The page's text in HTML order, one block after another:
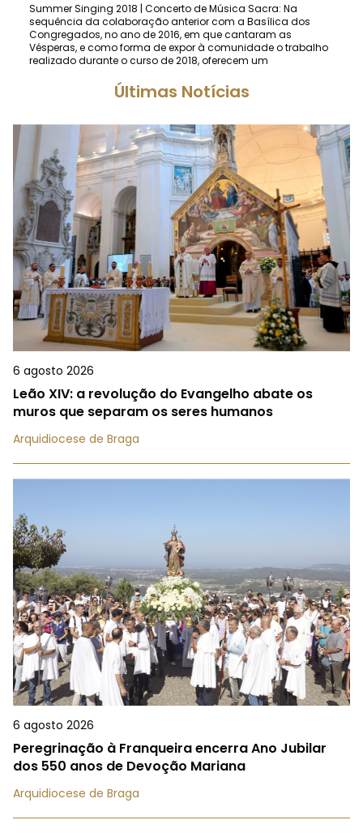
Summer Singing 2018 | Concerto de Música Sacra: Na
sequência da colaboração anterior com a Basílica dos
Congregados, no ano de 2016, em que cantaram as
Vésperas, e como forma de expor à comunidade o trabalho
realizado durante o curso de 2018, oferecem um
Últimas Notícias
6 agosto 2026
Leão XIV: a revolução do Evangelho abate os
muros que separam os seres humanos
Arquidiocese de Braga
6 agosto 2026
Peregrinação à Franqueira encerra Ano Jubilar
dos 550 anos de Devoção Mariana
Arquidiocese de Braga